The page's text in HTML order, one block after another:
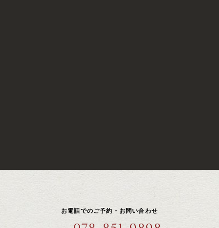
お電話でのご予約・お問い合わせ